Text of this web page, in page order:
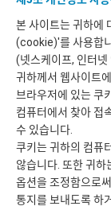
본 사이트는 귀하에
(cookie)'를 사용합
(넷스케이프, 인터넷
귀하께서 웹사이트
브라우저에 있는 쿠
컴퓨터에서 찾아 접
수 있습니다.
쿠키는 귀하의 컴퓨
않습니다. 또한 귀하
옵션을 조정함으로
통지를 보내도록 하